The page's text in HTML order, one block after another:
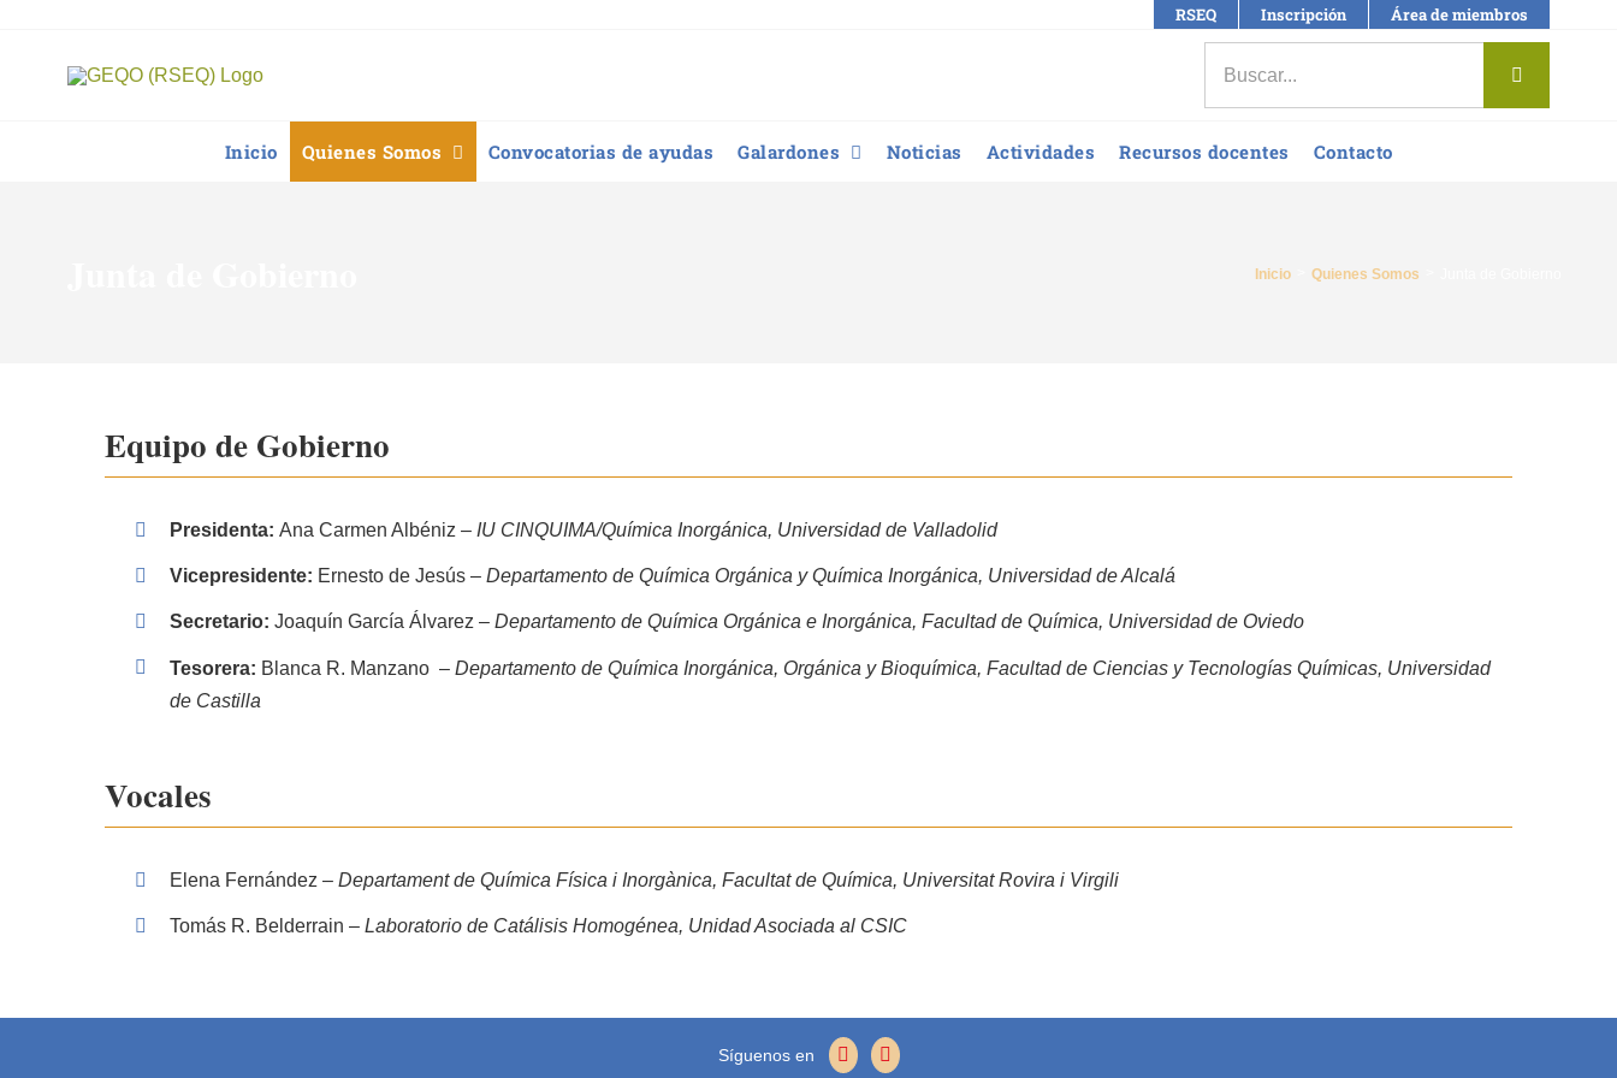
contenido
RSEQ Inscripción Área de miembros
Inicio Quienes Somos Convocatorias de ayudas Galardones Noticias Actividades Recursos docentes Contacto
Inicio Quienes Somos
Equipo de Gobierno
Presidenta:Ana Carmen Albéniz – IU CINQUIMA/Química Inorgánica, Universidad de Valladolid
Vicepresidente: Ernesto de Jesús –Departamento de Química Orgánica y Química Inorgánica, Universidad de Alcalá
Secretario:Joaquín García Álvarez –Departamento de Química Orgánica e Inorgánica, Facultad de Química, Universidad de Oviedo
Tesorera: Blanca R. Manzano –Departamento de Química Inorgánica, Orgánica y Bioquímica, Facultad de Ciencias y Tecnologías Químicas, Universidad
de Castilla
Vocales
Elena Fernández –Departament de Química Física i Inorgànica, Facultat de Química, Universitat Rovira i Virgili
Tomás R. Belderrain –Laboratorio de Catálisis Homogénea, Unidad Asociada al CSIC
Síguenos en